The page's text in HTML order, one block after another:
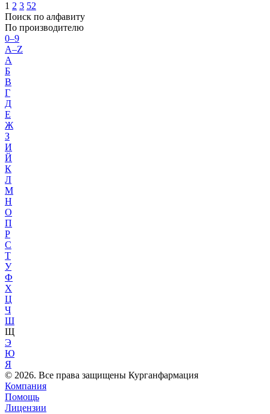
1 2 3 52
Поиск по алфавиту
По производителю
0–9
A–Z
А
Б
В
Г
Д
Е
Ж
З
И
Й
К
Л
М
Н
О
П
Р
С
Т
У
Ф
Х
Ц
Ч
Ш
Щ
Э
Ю
Я
© 2026. Все права защищены Курганфармация
Компания
Помощь
Лицензии